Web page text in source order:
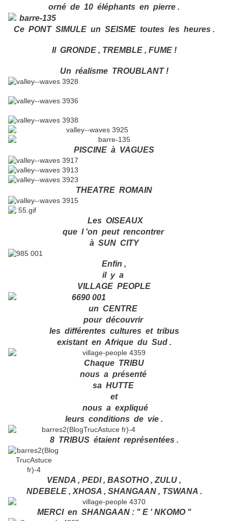
orné de 10 éléphants en pierre .
Ce PONT SIMULE un SEISME toutes les heures .
Il GRONDE , TREMBLE , FUME !
Un réalisme TROUBLANT !
PISCINE à VAGUES
THEATRE ROMAIN
Les OISEAUX
que l 'on peut rencontrer
à SUN CITY
Enfin ,
il y a
VILLAGE PEOPLE
un CENTRE
pour découvrir
les différentes cultures et tribus
existant en Afrique du Sud .
Chaque TRIBU
nous a présenté
sa HUTTE
et
nous a expliqué
leurs conditions de vie .
8 TRIBUS étaient représentées .
VENDA , PEDI , BASOTHO , ZULU ,
NDEBELE , XHOSA , SHANGAAN , TSWANA .
MERCI en SHANGAAN : " E ' NKOMO "